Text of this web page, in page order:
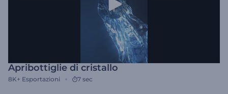
Apribottiglie di cristallo
8K+ Esportazioni 7 sec